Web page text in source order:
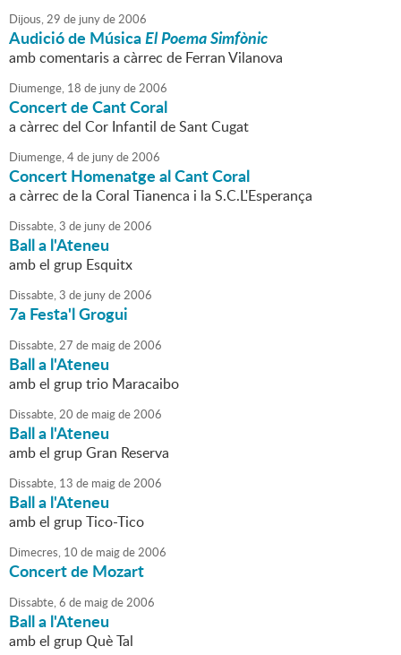
Dijous,29 de junyde2006
Audició de MúsicaEl Poema Simfònic
amb comentaris a càrrec de Ferran Vilanova
Diumenge, 18 de junyde2006
Concert de Cant Coral
a càrrec del Cor Infantil de Sant Cugat
Diumenge,4de junyde2006
Concert Homenatge al Cant Coral
a càrrec de la Coral Tianenca i la S.C.L'Esperança
Dissabte,3 de junyde2006
Ball a l'Ateneu
amb el grup Esquitx
Dissabte,3 de junyde2006
7a Festa'l Grogui
Dissabte,27 de maigde2006
Ball a l'Ateneu
amb el grup trio Maracaibo
Dissabte,20 de maigde2006
Ball a l'Ateneu
amb el grup Gran Reserva
Dissabte, 13 de maigde2006
Ball a l'Ateneu
amb el grup Tico-Tico
Dimecres, 10 de maigde2006
Concert de Mozart
Dissabte,6 de maigde2006
Ball a l'Ateneu
amb el grup Què Tal